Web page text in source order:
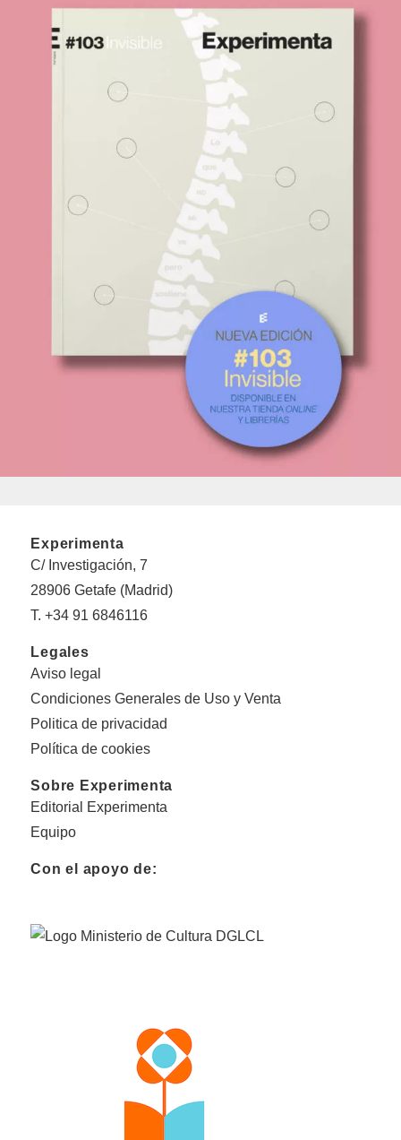
Experimenta
C/ Investigación, 7
28906 Getafe (Madrid)
T. +34 91 6846116
Legales
Aviso legal
Condiciones Generales de Uso y Venta
Politica de privacidad
Política de cookies
Sobre Experimenta
Editorial Experimenta
Equipo
Con el apoyo de: